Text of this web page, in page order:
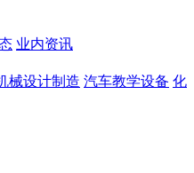
业内资讯
械设计制造 汽车教学设备 化